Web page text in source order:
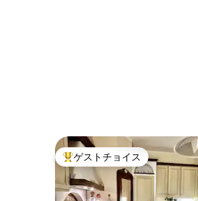
大好評のゲストチョイスです。
ゲストチョイス